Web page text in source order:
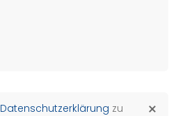
Datenschutzerklärung zu